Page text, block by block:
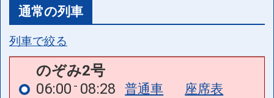
通常の列車
列車で絞る
のぞみ2号
06:00 08:28 普通車
座席表